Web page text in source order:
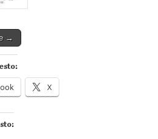
→
X